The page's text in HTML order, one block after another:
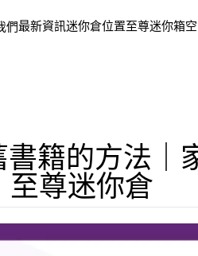
們最新資訊迷你倉位置至尊迷你箱
籍的方法｜
尊迷你倉